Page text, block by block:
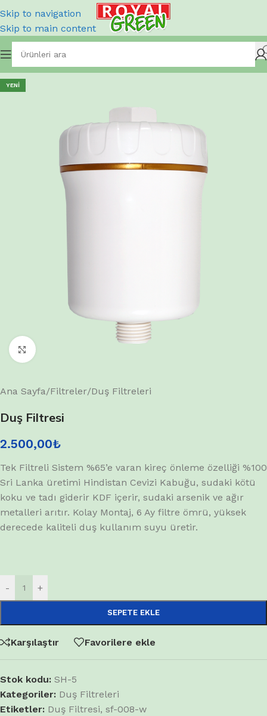
Skip to navigation
Skip to main content
YENI
Büyütmek için tıklayın
Ana Sayfa/Filtreler/Duş Filtreleri
Duş Filtresi
2.500,00₺
Tek Filtreli Sistem %65’e varan kireç önleme özelliği %100
Sri Lanka üretimi Hindistan Cevizi Kabuğu, sudaki kötü
koku ve tadı giderir KDF içerir, sudaki arsenik ve ağır
metalleri arıtır. Kolay Montaj, 6 Ay filtre ömrü, yüksek
derecede kaliteli duş kullanım suyu üretir.
- +
SEPETE EKLE
Karşılaştır Favorilere ekle
Stok kodu: SH-5
Kategoriler: Duş Filtreleri
Etiketler: Duş Filtresi, sf-008-w